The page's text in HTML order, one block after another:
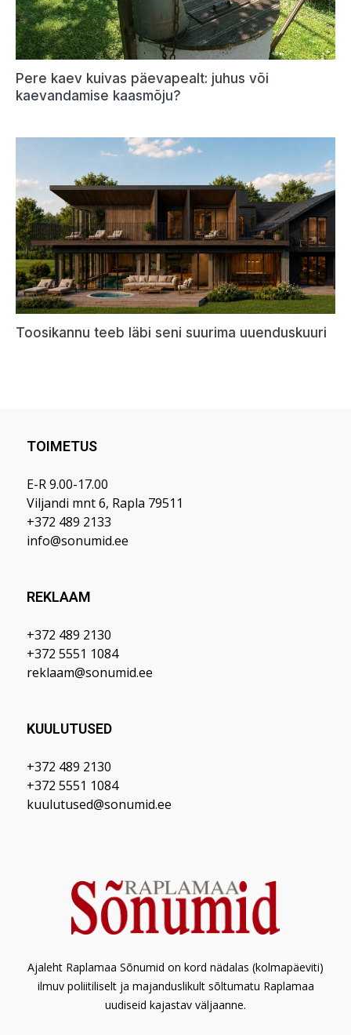
TOIMETUS
E-R 9.00-17.00
Viljandi mnt 6, Rapla 79511
+372 489 2133
info@sonumid.ee
REKLAAM
+372 489 2130
+372 5551 1084
reklaam@sonumid.ee
KUULUTUSED
+372 489 2130
+372 5551 1084
kuulutused@sonumid.ee
Ajaleht Raplamaa Sõnumid on kord nädalas (kolmapäeviti)
ilmuv poliitiliselt ja majanduslikult sõltumatu Raplamaa
uudiseid kajastav väljaanne.